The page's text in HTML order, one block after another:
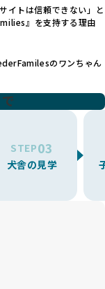
の繁殖や、愛情
らのブリーディ
益のみを追求す
っても深刻な課
に優しくないブ
ゃんを家族のよ
リーダー」のみ
アを最優先に考
ています。これに
件とし、これら
います。
査、食事や運動
種以内）に絞って
。これにより、
ケアを提供する
じて扱う犬種を
題や適切な育成
うしたブリーダ
ます。
す。異なる犬種
発生する可能性
ます。また、ミ
くありません。
クス犬の繁殖を
イトは信頼できない」と
』を支持する理由
のワンちゃん
STEP03
犬舎の見学